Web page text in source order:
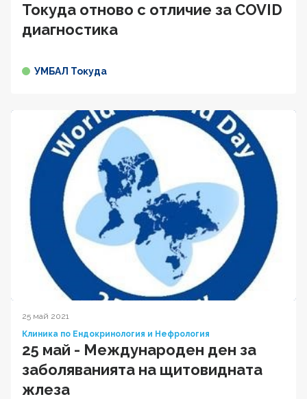
Токуда отново с отличие за COVID
диагностика
УМБАЛ Токуда
25 май 2021
Клиника по Ендокринология и Нефрология
25 май - Международен ден за
заболяванията на щитовидната
жлеза